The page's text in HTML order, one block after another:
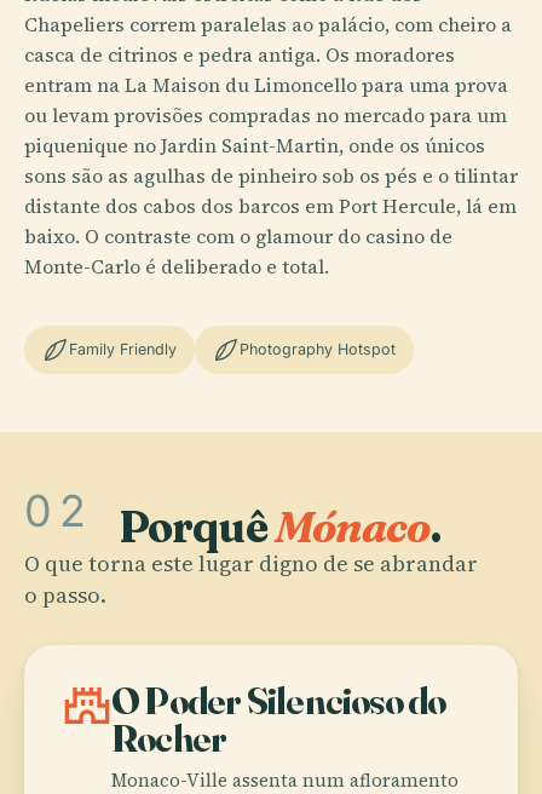
Chapeliers correm paralelas ao palácio, com cheiro a
casca de citrinos e pedra antiga. Os moradores
entram na La Maison du Limoncello para uma prova
ou levam provisões compradas no mercado para um
piquenique no Jardin Saint-Martin, onde os únicos
sons são as agulhas de pinheiro sob os pés e o tilintar
distante dos cabos dos barcos em Port Hercule, lá em
baixo. O contraste com o glamour do casino de
Monte-Carlo é deliberado e total.
Family Friendly Photography Hotspot
02 PorquêMónaco.
O que torna este lugar digno de se abrandar
o passo.
castleO Poder Silencioso do
Rocher
Monaco-Ville assenta num afloramento